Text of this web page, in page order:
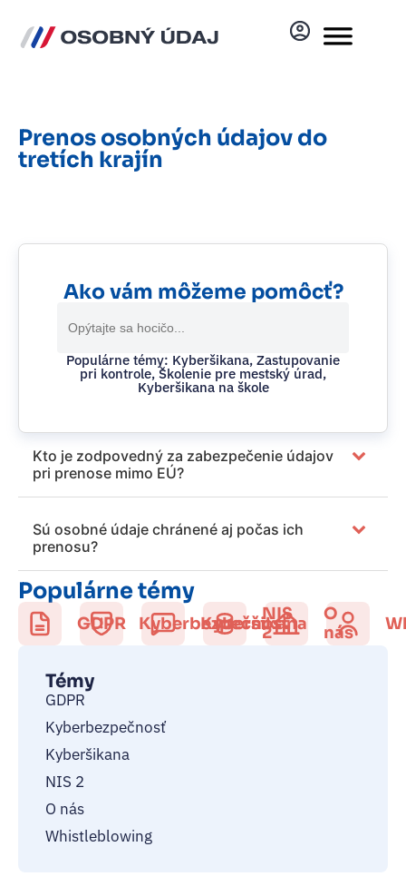
Prenos osobných údajov do
tretích krajín
Ako vám môžeme pomôcť?
for:
Populárne témy: Kyberšikana, Zastupovanie
pri kontrole, Školenie pre mestský úrad,
Kyberšikana na škole
Kto je zodpovedný za zabezpečenie údajov
pri prenose mimo EÚ?
Sú osobné údaje chránené aj počas ich
prenosu?
Populárne témy
GDPR Kyberbezpečnosť
Kyberšikana
NIS
2
O
nás
Témy
GDPR
Kyberbezpečnosť
Kyberšikana
NIS 2
O nás
Whistleblowing